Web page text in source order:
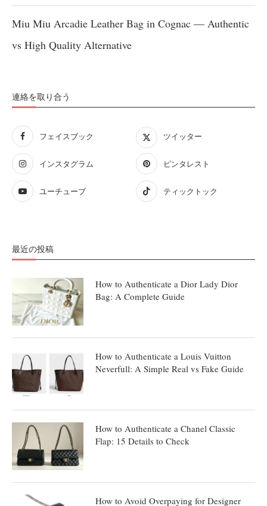
Miu Miu Arcadie Leather Bag in Cognac — Authentic
vs High Quality Alternative
連絡を取り合う
フェイスブック ツイッター
インスタグラム ピンタレスト
ユーチューブ ティックトック
最近の投稿
How to Authenticate a Dior Lady Dior
Bag: A Complete Guide
How to Authenticate a Louis Vuitton
Neverfull: A Simple Real vs Fake Guide
How to Authenticate a Chanel Classic
Flap: 15 Details to Check
How to Avoid Overpaying for Designer